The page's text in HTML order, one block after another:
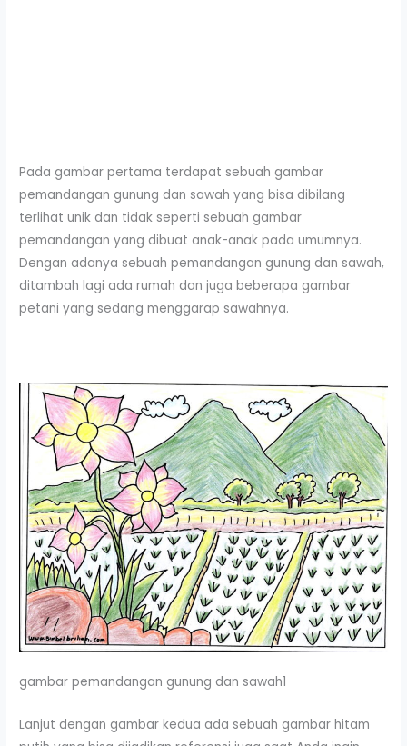
Pada gambar pertama terdapat sebuah gambar
pemandangan gunung dan sawah yang bisa dibilang
terlihat unik dan tidak seperti sebuah gambar
pemandangan yang dibuat anak-anak pada umumnya.
Dengan adanya sebuah pemandangan gunung dan sawah,
ditambah lagi ada rumah dan juga beberapa gambar
petani yang sedang menggarap sawahnya.
gambar pemandangan gunung dan sawah1
Lanjut dengan gambar kedua ada sebuah gambar hitam